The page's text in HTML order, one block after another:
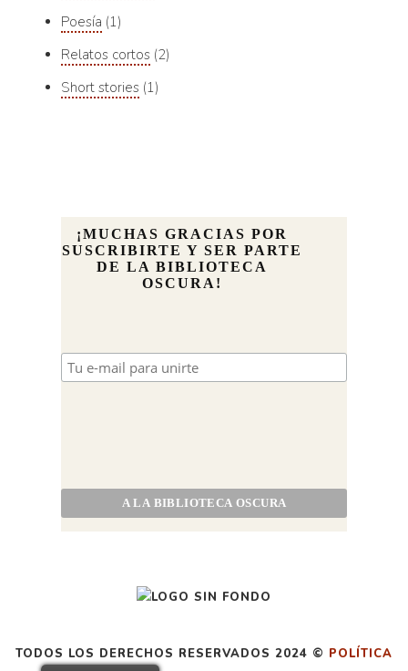
Poesía 1
Relatos cortos 2
Short stories 1
¡MUCHAS GRACIAS POR
SUSCRIBIRTE Y SER PARTE
DE LA BIBLIOTECA
OSCURA!
TODOS LOS DERECHOS RESERVADOS 2024 © POLÍTICA